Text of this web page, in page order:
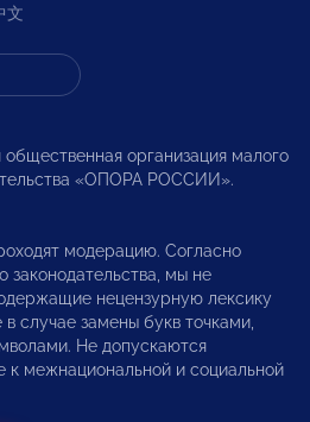
文
организация малого
«ОПОРА РОССИИ».
модерацию. Согласно
законодательства, мы не
нецензурную лексику
случае замены букв точками,
Не допускаются
межнациональной и социальной